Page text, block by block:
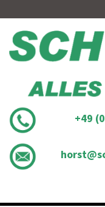
content
+49